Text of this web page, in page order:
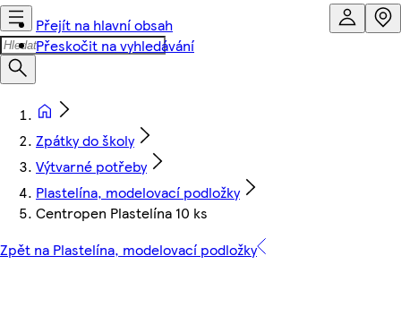
Přejít na hlavní obsah
Přeskočit na vyhledávání
Zpátky do školy
Výtvarné potřeby
Plastelína, modelovací podložky
Centropen Plastelína 10 ks
Zpět na Plastelína, modelovací podložky